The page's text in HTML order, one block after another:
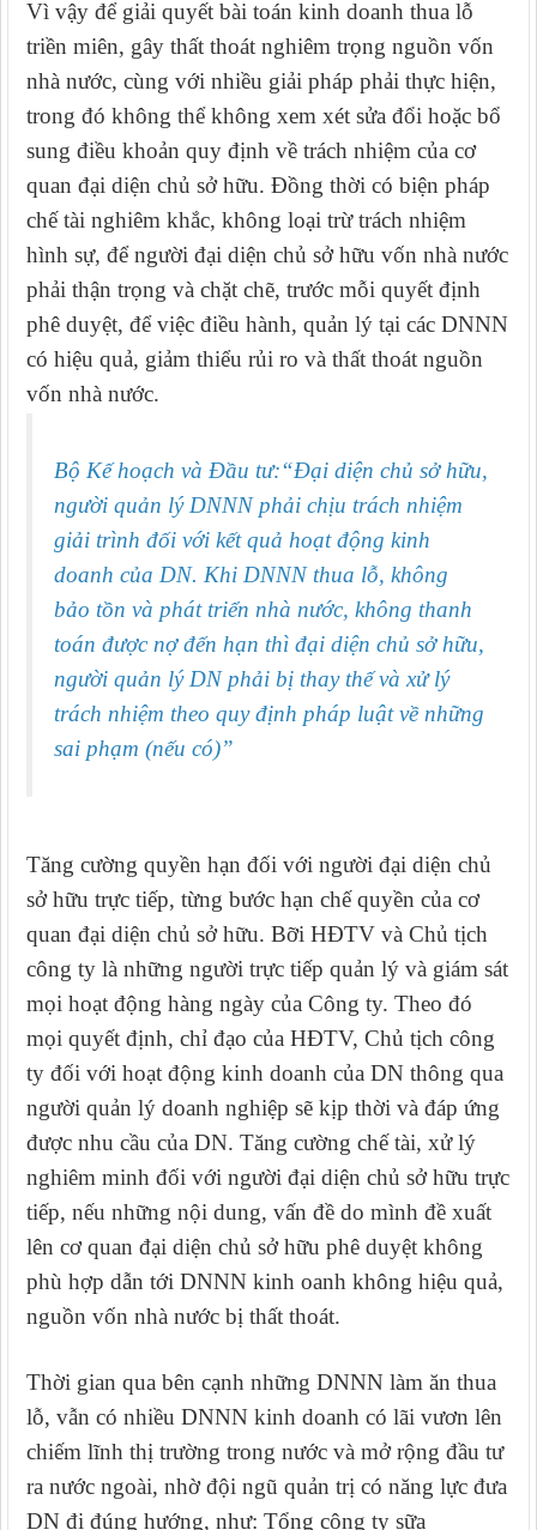
Vì vậy để giải quyết bài toán kinh doanh thua lỗ
triền miên, gây thất thoát nghiêm trọng nguồn vốn
nhà nước, cùng với nhiều giải pháp phải thực hiện,
trong đó không thể không xem xét sửa đổi hoặc bổ
sung điều khoản quy định về trách nhiệm của cơ
quan đại diện chủ sở hữu. Đồng thời có biện pháp
chế tài nghiêm khắc, không loại trừ trách nhiệm
hình sự, để người đại diện chủ sở hữu vốn nhà nước
phải thận trọng và chặt chẽ, trước mỗi quyết định
phê duyệt, để việc điều hành, quản lý tại các DNNN
có hiệu quả, giảm thiểu rủi ro và thất thoát nguồn
vốn nhà nước.
Bộ Kế hoạch và Đầu tư:“Đại diện chủ sở hữu,
người quản lý DNNN phải chịu trách nhiệm
giải trình đối với kết quả hoạt động kinh
doanh của DN. Khi DNNN thua lỗ, không
bảo tồn và phát triển nhà nước, không thanh
toán được nợ đến hạn thì đại diện chủ sở hữu,
người quản lý DN phải bị thay thế và xử lý
trách nhiệm theo quy định pháp luật về những
sai phạm (nếu có)”
Tăng cường quyền hạn đối với người đại diện chủ
sở hữu trực tiếp, từng bước hạn chế quyền của cơ
quan đại diện chủ sở hữu. Bỡi HĐTV và Chủ tịch
công ty là những người trực tiếp quản lý và giám sát
mọi hoạt động hàng ngày của Công ty. Theo đó
mọi quyết định, chỉ đạo của HĐTV, Chủ tịch công
ty đối với hoạt động kinh doanh của DN thông qua
người quản lý doanh nghiệp sẽ kịp thời và đáp ứng
được nhu cầu của DN. Tăng cường chế tài, xử lý
nghiêm minh đối với người đại diện chủ sở hữu trực
tiếp, nếu những nội dung, vấn đề do mình đề xuất
lên cơ quan đại diện chủ sở hữu phê duyệt không
phù hợp dẫn tới DNNN kinh oanh không hiệu quả,
nguồn vốn nhà nước bị thất thoát.
Thời gian qua bên cạnh những DNNN làm ăn thua
lỗ, vẫn có nhiều DNNN kinh doanh có lãi vươn lên
chiếm lĩnh thị trường trong nước và mở rộng đầu tư
ra nước ngoài, nhờ đội ngũ quản trị có năng lực đưa
DN đi đúng hướng, như: Tổng công ty sữa